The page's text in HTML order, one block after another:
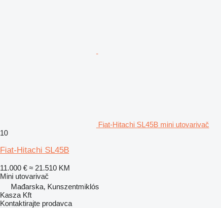
Fiat-Hitachi SL45B mini utovarivač
10
Fiat-Hitachi SL45B
11.000 € ≈ 21.510 KM
Mini utovarivač
Mađarska, Kunszentmiklós
Kasza Kft
Kontaktirajte prodavca